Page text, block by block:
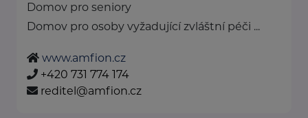
Domov pro seniory
Domov pro osoby vyžadující zvláštní péči ...
www.amfion.cz
+420 731 774 174
reditel@amfion.cz